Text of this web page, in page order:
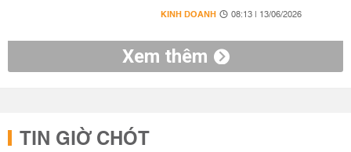
KINH DOANH 08:13 | 13/06/2026
Xem thêm
TIN GIỜ CHÓT